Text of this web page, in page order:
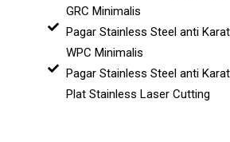
GRC Minimalis
Pagar Stainless Steel anti
WPC Minimalis
Pagar Stainless Steel anti
Plat Stainless Laser Cutting